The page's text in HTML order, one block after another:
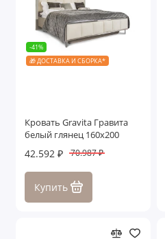
-41%
🎁 ДОСТАВКА И СБОРКА*
Кровать Gravita Гравита
белый глянец 160х200
42.592 ₽ 70.987 ₽
Купить